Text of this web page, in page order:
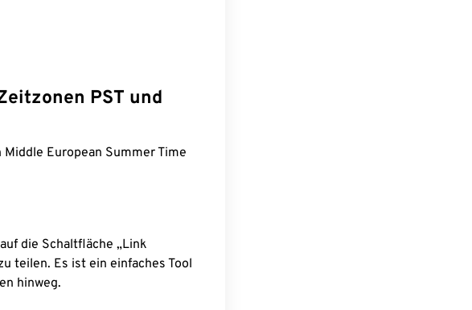
PST und
European Summer Time
die Schaltfläche „Link
teilen. Es ist ein einfaches Tool
hinweg.